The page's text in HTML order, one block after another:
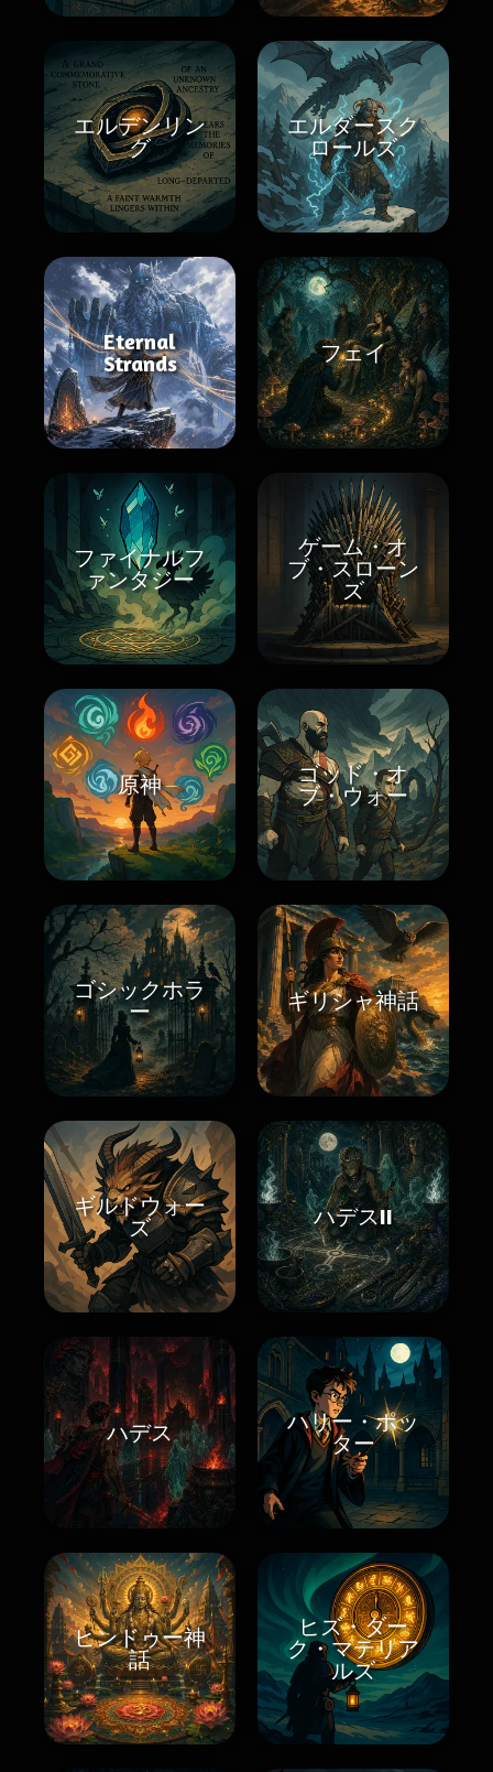
エルデンリン
グ
エルダースク
ロールズ
Eternal
Strands
フェイ
ファイナルフ
ァンタジー
ゲーム・オ
ブ・スローン
ズ
原神
ゴッド・オ
ブ・ウォー
ゴシックホラ
ー
ギリシャ神話
ギルドウォー
ズ
ハデスII
ハデス
ハリー・ポッ
ター
ヒンドゥー神
話
ヒズ・ダー
ク・マテリア
ルズ